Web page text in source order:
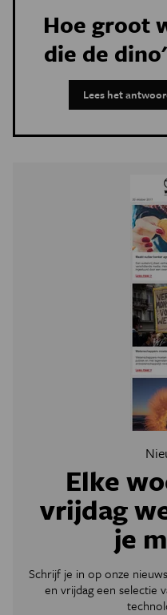
Hoe groot
die de
Lees het
Elke
vrijdag
je
Schrijf je in op onze
en vrijdag een selectie